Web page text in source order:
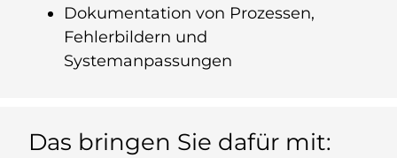
Dokumentation von Prozessen,
Fehlerbildern und
Systemanpassungen
Das bringen Sie dafür mit: